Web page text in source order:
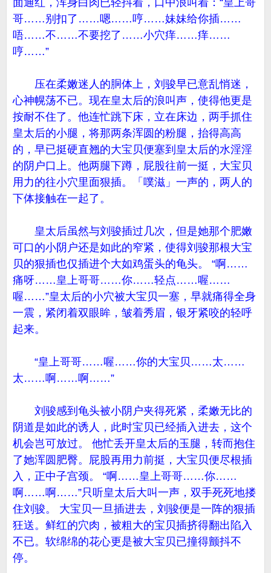
面通红，浑身白肉已轻抖着，口中浪叫着：“皇上哥
哥……别扣了……嗯……哼……妹妹给你插……
唔……不……不要挖了……小穴痒……痒……
哼……”
压在柔嫩迷人的胴体上，刘骏早已意乱悄迷，
心神幌荡不已。现在皇太后的浪叫声，使得他更是
按耐不住了。他连忙跳下床，立在床边，两手抓住
皇太后的小腿，将那两条浑圆的粉腿，抬得高高
的，早已挺硬直翘的大宝贝便塞到皇太后的水淫淫
的阴户口上。他两腿下蹲，屁股往前一挺，大宝贝
用力的往小穴里面狠插。「噗滋」一声的，两人的
下体接触在一起了。
皇太后虽然与刘骏插过几次，但是她那个肥嫩
可口的小阴户还是如此的窄紧，使得刘骏那根大宝
贝的狠插也仅插进个大如鸡蛋头的龟头。 “啊……
痛呀……皇上哥哥……你……轻点……喔……
喔……”皇太后的小穴被大宝贝一塞，早就痛得全身
一震，紧闭着双眼眸，皱着秀眉，银牙紧咬的轻呼
起来。
“皇上哥哥……喔……你的大宝贝……太……
太……啊……啊……”
刘骏感到龟头被小阴户夹得死紧，柔嫩无比的
阴道是如此的诱人，此时宝贝已经插入进去，这个
机会岂可放过。 他忙丢开皇太后的玉腿，转而抱住
了她浑圆肥臀。屁股再用力前挺，大宝贝便尽根插
入，正中子宫颈。 “啊……皇上哥哥……你……
啊……啊……”只听皇太后大叫一声，双手死死地搂
住刘骏。 大宝贝一旦插进去，刘骏便是一阵的狠插
狂送。鲜红的穴肉，被粗大的宝贝插挤得翻出陷入
不已。软绵绵的花心更是被大宝贝已撞得颤抖不
停。